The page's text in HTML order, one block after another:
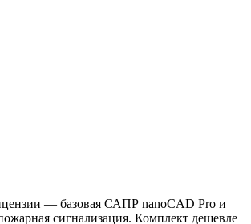
— базовая САПР nanoCAD Pro и
сигнализация. Комплект дешевле